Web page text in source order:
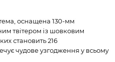
оснащена 130-мм
твітером із шовковим
становить 216
чудове узгодження у всьому